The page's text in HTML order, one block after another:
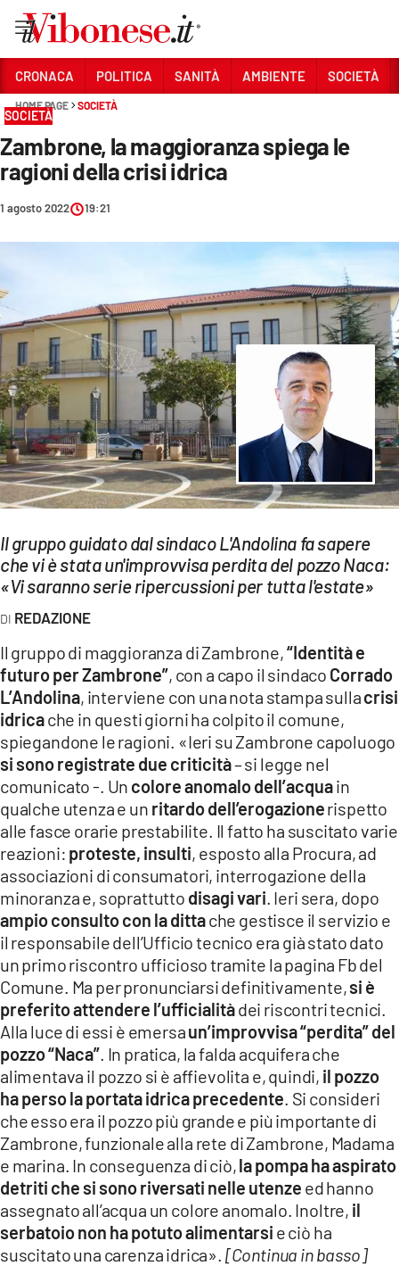
Sezioni
CRONACA
POLITICA
SANITÀ
CULTURA
ECONOMIA E LAVORO
EVENTI
SPORT
Streaming
LAC NETWORK
LaC
Network
LACPLAY.IT
LACTV.IT
LACONAIR.IT
LACITYMAG.IT
ILREGGINO.IT
COSENZACHANNEL.IT
ILVIBONESE.IT
CATANZAROCHANNEL.IT
LACAPITALENEWS.IT
App
ANDROID
APPLE
CRONACA POLITICA SANITÀ AMBIENTE SOCIETÀ
HOME PAGE SOCIETÀ
SOCIETÀ
Zambrone, la maggioranza spiega le
ragioni della crisi idrica
1 agosto 2022 19:21
Il gruppo guidato dal sindaco L'Andolina fa sapere
che vi è stata un'improvvisa perdita del pozzo Naca:
«Vi saranno serie ripercussioni per tutta l'estate»
REDAZIONE
Il gruppo di maggioranza di Zambrone,“Identità e
futuro per Zambrone”, con a capo il sindaco Corrado
L’Andolina, interviene con una nota stampa sullacrisi
idricache in questi giorni ha colpito il comune,
spiegandone le ragioni. «Ieri su Zambrone capoluogo
si sono registrate due criticità– si legge nel
comunicato -. Un colore anomalo dell’acquain
qualche utenza e un ritardo dell’erogazionerispetto
alle fasce orarie prestabilite. Il fatto ha suscitato varie
reazioni: proteste, insulti, esposto alla Procura, ad
associazioni di consumatori, interrogazione della
minoranza e, soprattutto disagi vari. Ieri sera, dopo
ampio consulto con la dittache gestisce il servizio e
il responsabile dell’Ufficio tecnico era già stato dato
un primo riscontro ufficioso tramite la pagina Fb del
Comune. Ma per pronunciarsi definitivamente,si è
preferito attendere l’ufficialitàdei riscontri tecnici.
Alla luce di essi è emersaun’improvvisa “perdita” del
pozzo “Naca”. In pratica, la falda acquifera che
alimentava il pozzo si è affievolita e, quindi, il pozzo
ha perso la portata idrica precedente. Si consideri
che esso era il pozzo più grande e più importante di
Zambrone, funzionale alla rete di Zambrone, Madama
e marina. In conseguenza di ciò,la pompa ha aspirato
detriti che si sono riversati nelle utenze ed hanno
assegnato all’acqua un colore anomalo. Inoltre, il
serbatoio non ha potuto alimentarsi e ciò ha
suscitato una carenza idrica». [Continua in basso]